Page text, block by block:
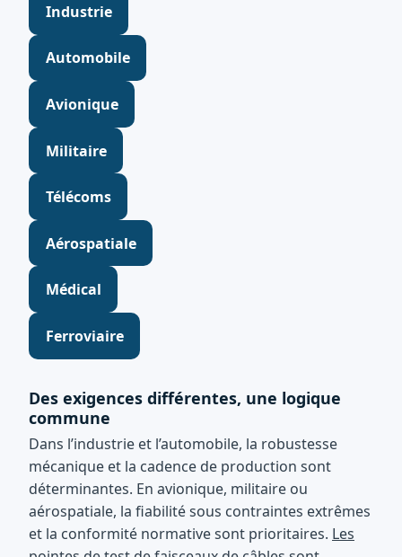
Industrie
Automobile
Avionique
Militaire
Télécoms
Aérospatiale
Médical
Ferroviaire
Des exigences différentes, une logique
commune
Dans l’industrie et l’automobile, la robustesse
mécanique et la cadence de production sont
déterminantes. En avionique, militaire ou
aérospatiale, la fiabilité sous contraintes extrêmes
et la conformité normative sont prioritaires. Les